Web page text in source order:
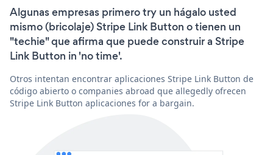
Algunas empresas primero try un hágalo usted
mismo (bricolaje) Stripe Link Button o tienen un
"techie" que afirma que puede construir a Stripe
Link Button in 'no time'.
Otros intentan encontrar aplicaciones Stripe Link Button de
código abierto o companies abroad que allegedly ofrecen
Stripe Link Button aplicaciones for a bargain.